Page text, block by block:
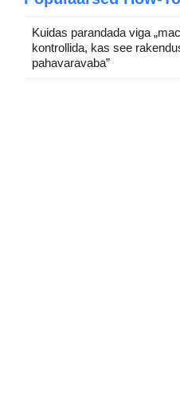
Kuidas parandada viga
kontrollida, kas see
pahavaravaba”